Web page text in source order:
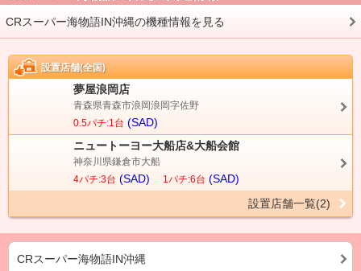
CRスーパー海物語IN沖縄の機種情報を見る
設置店舗(全国)
夢屋浪岡店
青森県青森市浪岡浪岡字佐野
0.5パチ:1台 (SAD)
ニュートーヨー大船店&大船会館
神奈川県鎌倉市大船
4パチ:3台 (SAD) 1パチ:6台 (SAD)
設置店舗一覧(2)
CRスーパー海物語IN沖縄